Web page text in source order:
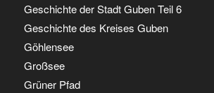
Geschichte der Stadt Guben Teil 6
Geschichte des Kreises Guben
Göhlensee
Großsee
Grüner Pfad